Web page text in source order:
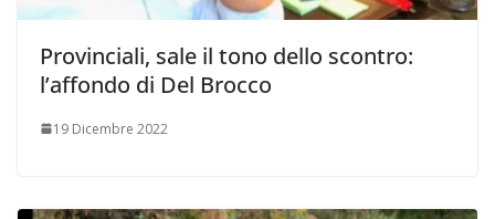
Provinciali, sale il tono dello scontro:
l’affondo di Del Brocco
19 Dicembre 2022